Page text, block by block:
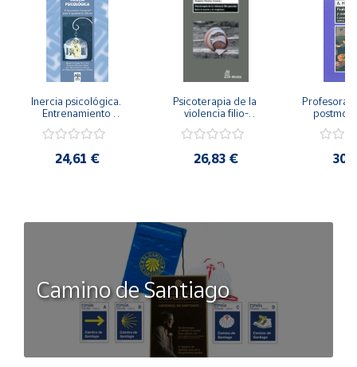
Inercia psicológica.
Entrenamiento
Igualdad de Género.
24,61 €
Psicoterapia de la
violencia filio-
secreto y la
26,83 €
Camino de Santiago